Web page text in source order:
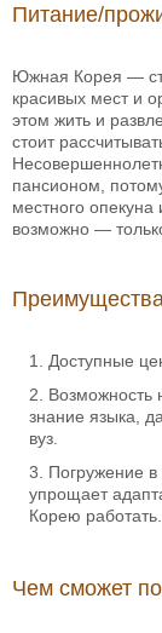
Питание/
Южная Корея —
красивых мест и
этом жить и
стоит
пансионом,
местного
возможно —
Доступные
Возможность
знание языка,
вуз.
Погружение в
упрощает
Корею работать.
Чем сможет